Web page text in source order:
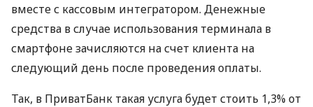
вместе с кассовым интегратором. Денежные
средства в случае использования терминала в
смартфоне зачисляются на счет клиента на
следующий день после проведения оплаты.
Так, в ПриватБанк такая услуга будет стоить 1,3% от